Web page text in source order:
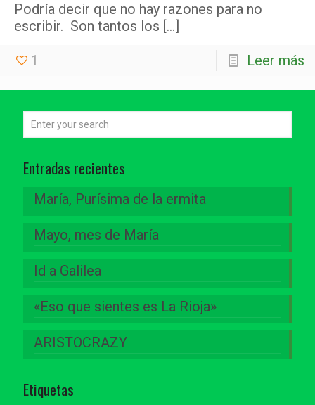
Podría decir que no hay razones para no
escribir. Son tantos los […]
1 Leer más
Entradas recientes
María, Purísima de la ermita
Mayo, mes de María
Id a Galilea
«Eso que sientes es La Rioja»
ARISTOCRAZY
Etiquetas